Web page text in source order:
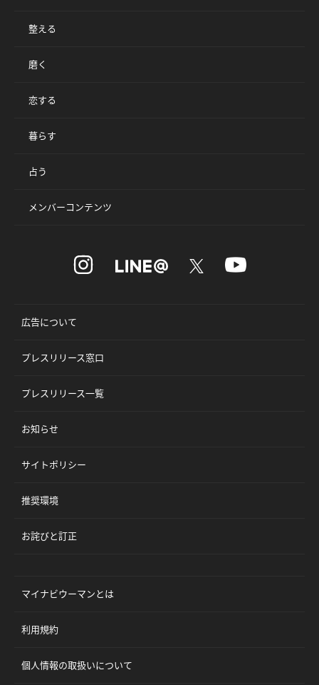
整える
磨く
恋する
暮らす
占う
メンバーコンテンツ
広告について
プレスリリース窓口
プレスリリース一覧
お知らせ
サイトポリシー
推奨環境
お詫びと訂正
マイナビウーマンとは
利用規約
個人情報の取扱いについて